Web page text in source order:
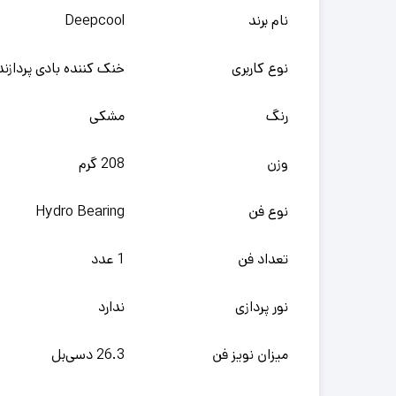
نام برند Deepcool
نوع کاربری خنک کننده بادی
رنگ مشکی
وزن 208 گرم
نوع فن Hydro Bearing
تعداد فن 1 عدد
نور پردازی ندارد
میزان نویز فن 26.3 دسی‌بل